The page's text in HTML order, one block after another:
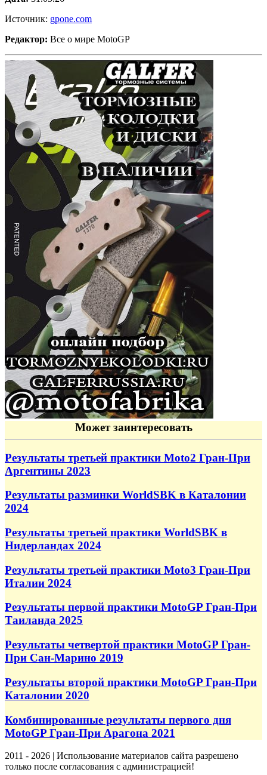
Источник: gpone.com
Редактор: Все о мире MotoGP
Может заинтересовать
Результаты третьей практики Moto2 Гран-При
Аргентины 2023
Результаты разминки WorldSBK в Каталонии
2024
Результаты третьей практики WorldSBK в
Нидерландах 2024
Результаты третьей практики Moto3 Гран-При
Италии 2024
Результаты первой практики MotoGP Гран-При
Таиланда 2025
Результаты четвертой практики MotoGP Гран-
При Сан-Марино 2019
Результаты второй практики MotoGP Гран-При
Каталонии 2020
Комбинированные результаты первого дня
MotoGP Гран-При Арагона 2021
2011 - 2026 | Использование материалов сайта разрешено
только после согласования с администрацией!